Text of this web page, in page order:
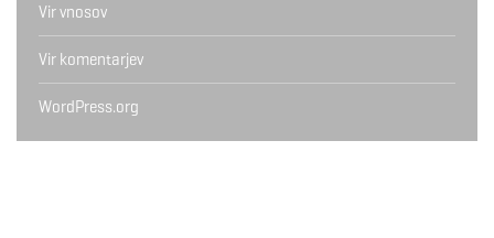
Vir vnosov
Vir komentarjev
WordPress.org